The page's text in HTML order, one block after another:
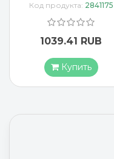
Код продукта: 2841175
1039.41 RUB
Купить